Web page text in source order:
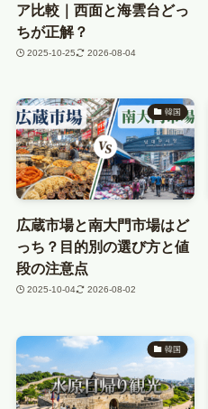
ア比較｜西面と海雲台どっ
ちが正解？
2025-10-25 2026-08-04
韓国
広蔵市場と南大門市場はど
っち？目的別の選び方と値
段の注意点
2025-10-04 2026-08-02
韓国